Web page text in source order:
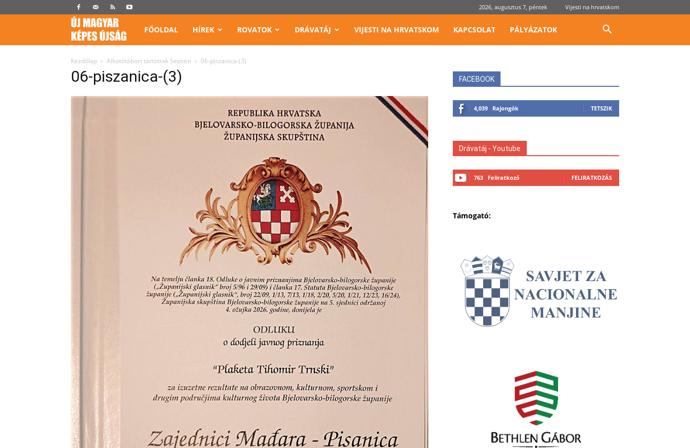
2026, augusztus 7, péntek Vijesti na hrvatskom
Képes
Újság
FŐOLDAL HÍREK ROVATOK DRÁVATÁJ VIJESTI NA HRVATSKOM KAPCSOLAT PÁLYÁZATOK
Kezdőlap Alkotótábort tartottak Sepsén 06-piszanica-(3)
06-piszanica-(3) FACEBOOK
4,039 Rajongók TETSZIK
Drávatáj - Youtube
763 Feliratkozó FELIRATKOZÁS
Támogató: